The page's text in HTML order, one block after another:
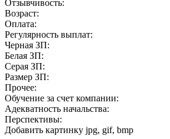
Отзывчивость:
Возраст:
Оплата:
Регулярность выплат:
Черная ЗП:
Белая ЗП:
Серая ЗП:
Размер ЗП:
Прочее:
Обучение за счет компании:
Адекватность начальства:
Перспективы:
Добавить картинку jpg, gif, bmp